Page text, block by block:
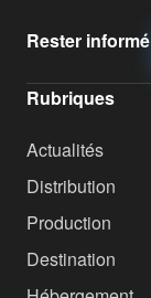
Rester informé
Rubriques
Actualités
Distribution
Production
Destination